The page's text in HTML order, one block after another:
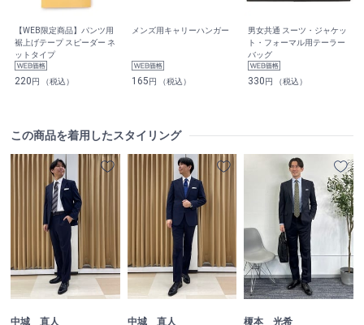
【WEB限定商品】パンツ用
裾上げテープ スピーダー ネ
ットタイプ
220円 （税込）
メンズ用キャリーハンガー
165円 （税込）
男女共通 スーツ・ジャケッ
ト・フォーマル用テーラー
バッグ
330円 （税込）
この商品を着用したスタイリング
中城 直人 中城 直人 榎本 光希